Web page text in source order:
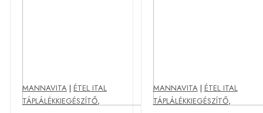
MANNAVITA | ÉTEL ITAL
TÁPLÁLÉKKIEGÉSZÍTŐ,
MANNAVITA| ÉTEL ITAL
TÁPLÁLÉKKIEGÉSZÍTŐ,